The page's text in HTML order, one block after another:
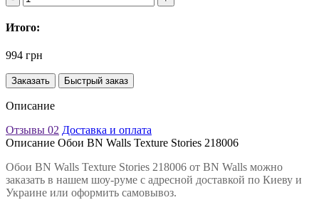
Итого:
994 грн
Заказать Быстрый заказ
Описание
Отзывы 02 Доставка и оплата
Описание Обои BN Walls Texture Stories 218006
Обои BN Walls Texture Stories 218006 от BN Walls можно
заказать в нашем шоу-руме с адресной доставкой по Киеву и
Украине или оформить самовывоз.